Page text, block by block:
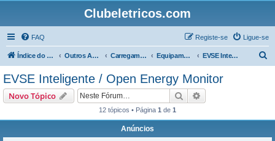
Clubeletricos.com
FAQ Ligue-se
Registe-se
Índice do Fórum Outros Assuntos Carregamento Equipamentos de carga - EVSEs EVSE Inteligente / Open Energy Monitor
EVSE Inteligente / Open Energy Monitor
Novo Tópico Pesquisar
12 tópicos • Página 1 de 1
Anúncios